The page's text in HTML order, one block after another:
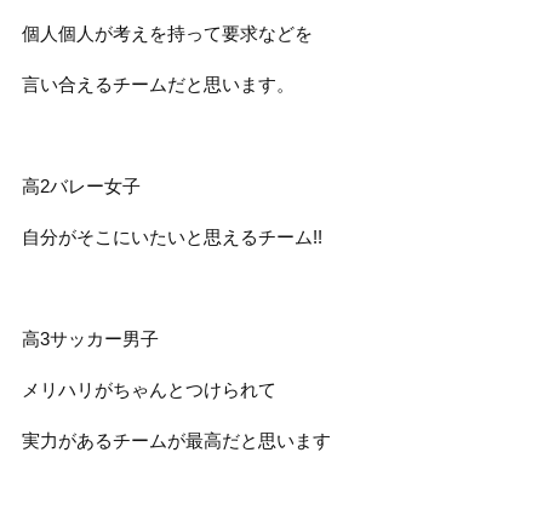
個人個人が考えを持って要求などを
言い合えるチームだと思います。
高2バレー女子
自分がそこにいたいと思えるチーム!!
高3サッカー男子
メリハリがちゃんとつけられて
実力があるチームが最高だと思います